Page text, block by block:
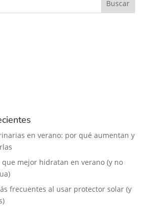
en verano: por qué aumentan y
que mejor hidratan en verano (y no
frecuentes al usar protector solar (y